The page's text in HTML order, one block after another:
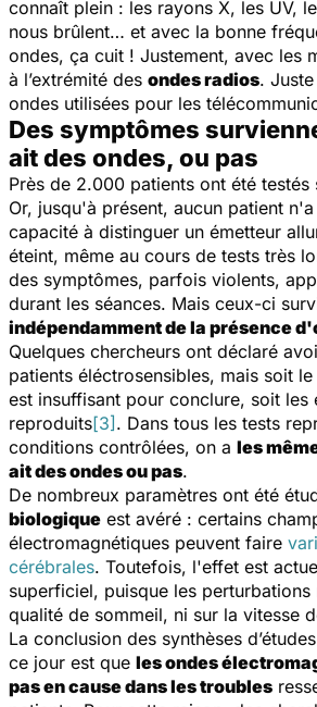
connaît plein : les rayons X, les UV,
nous brûlent… et avec la bonne
ondes, ça cuit ! Justement, avec les
à l’extrémité des ondes radios.
ondes utilisées pour les
Des symptômes
ait des ondes, ou pas
Près de 2.000 patients ont été
Or, jusqu'à présent, aucun patient
capacité à distinguer un émetteur
éteint, même au cours de tests très
des symptômes, parfois violents,
durant les séances. Mais ceux-ci
indépendamment de la présence
Quelques chercheurs ont déclaré
patients éléctrosensibles, mais soit
est insuffisant pour conclure, soit les
reproduits[3]. Dans tous les tests
conditions contrôlées, on a les
ait des ondes ou pas.
De nombreux paramètres ont été
biologique est avéré : certains
électromagnétiques peuvent faire
cérébrales. Toutefois, l'effet est
superficiel, puisque les
qualité de sommeil, ni sur la vitesse
La conclusion des synthèses
ce jour est que les ondes
pas en cause dans les troubles